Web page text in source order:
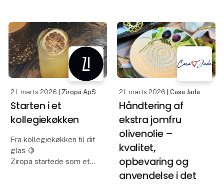
Besøget starter med en
guidet tur rundt på
messen, hvorefter
Ambassadøren vil
besøge nogle
Her vil
Økonomiministeren
overrække
førstepræmien i
Danmarks Bedste Bager,
afholdt
21. marts 2026 | Ziropa ApS
Starten i et
kollegiekøkken
Fra kollegiekøkken til dit
glas 🍋
Ziropa startede som et
21. marts 2026 | Casa Jada
Håndtering af
ekstra jomfru
olivenolie –
kvalitet,
opbevaring og
anvendelse i det